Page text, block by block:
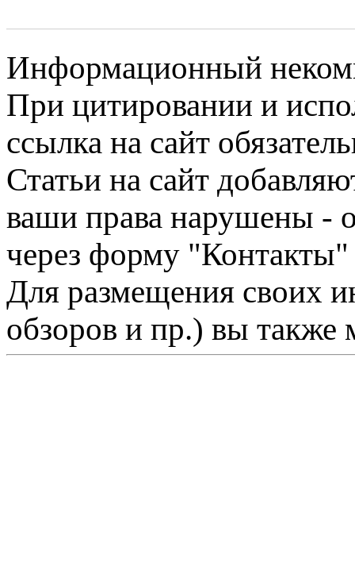
Информационный
При цитировании и
ссылка на сайт
Статьи на сайт
ваши права нарушены -
через форму "Контакты"
Для размещения своих
обзоров и пр.) вы также